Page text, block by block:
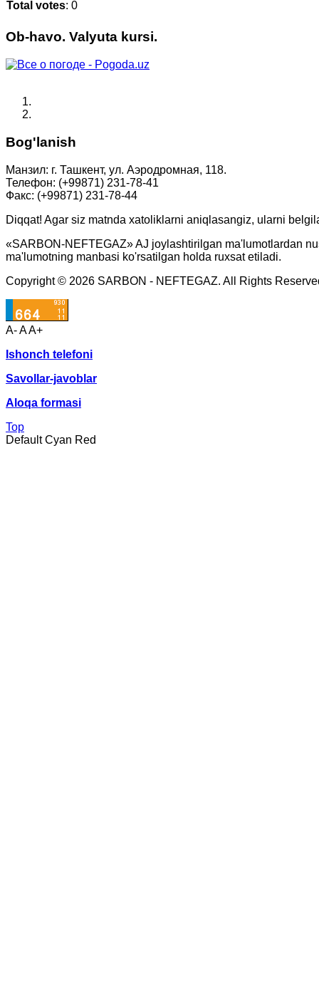
Total votes: 0
Ob-havo. Valyuta kursi.
Bog'lanish
Манзил: г. Ташкент, ул. Аэродромная, 118.
Телефон: (+99871) 231-78-41
Факс: (+99871) 231-78-44
Diqqat! Agar siz matnda xatoliklarni aniqlasangiz, ularni
«SARBON-NEFTEGAZ» AJ joylashtirilgan ma'lumotlardan
ma'lumotning manbasi ko'rsatilgan holda ruxsat etiladi.
Copyright © 2026 SARBON - NEFTEGAZ. All Rights
A-AA+
Ishonch telefoni
Savollar-javoblar
Aloqa formasi
Top
Default Cyan Red